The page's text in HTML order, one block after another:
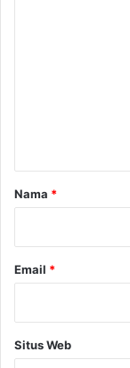
r
Nama *
Email *
Situs Web